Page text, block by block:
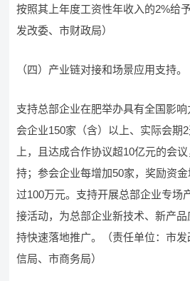
按照其上年度工资性年收入的2%给
发改委、市财政局）
（四）产业链对接和场景应用支持。
支持总部企业在肥举办具有全国影
会企业150家（含）以上、实际会期
上，且达成合作协议超10亿元的会
持；参会企业每增加50家，奖励资
过100万元。支持开展总部企业专场
接活动，为总部企业新技术、新产
持快速落地推广。（责任单位：市
信局、市商务局）